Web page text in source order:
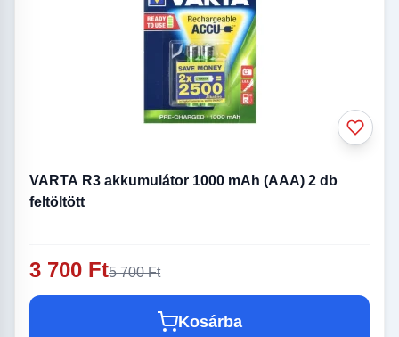
VARTA R3 akkumulátor 1000 mAh (AAA) 2 db
feltöltött
3 700 Ft5 700 Ft
Kosárba